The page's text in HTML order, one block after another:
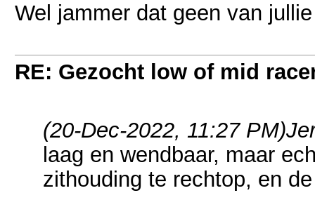
Wel jammer dat geen van
RE: Gezocht low of mid
(20-Dec-2022, 11:27 PM)
laag en wendbaar, maar
zithouding te rechtop, en